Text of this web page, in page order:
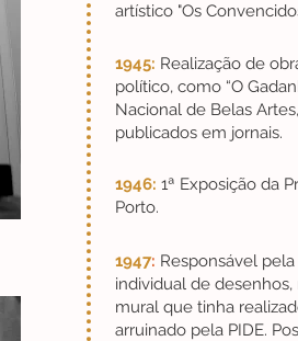
artístico "Os
1945: Realização de
político, como “O
Nacional de Belas
publicados em jornais.
1946: 1ª Exposição da
Porto.
1947: Responsável
individual de
mural que tinha
arruinado pela PIDE.